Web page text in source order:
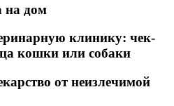
на дом
клинику: чек-
кошки или собаки
от неизлечимой